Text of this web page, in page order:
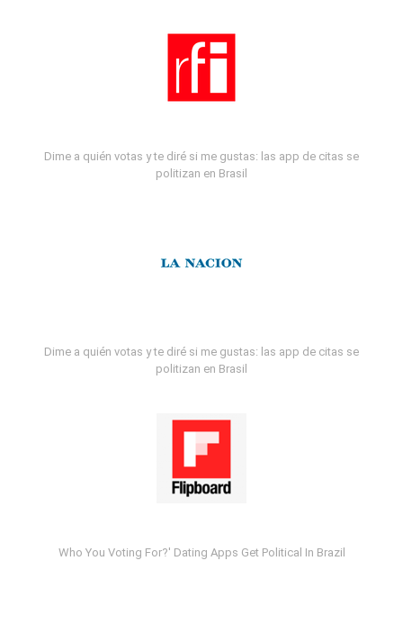
Dime a quién votas y te diré si me gustas: las app de citas se
politizan en Brasil
Dime a quién votas y te diré si me gustas: las app de citas se
politizan en Brasil
Who You Voting For?' Dating Apps Get Political In Brazil